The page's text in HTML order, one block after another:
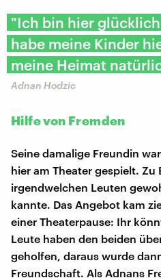
"Ich bin hier
habe meine Kinder
meine Heimat
Adnan Hodzic
Hilfe von Fremden
Seine damalige Freundin
hier am Theater gespielt. Zu
irgendwelchen Leuten
kannte. Das Angebot kam
einer Theaterpause: Ihr
Leute haben den beiden
geholfen, daraus wurde
Freundschaft. Als Adnans